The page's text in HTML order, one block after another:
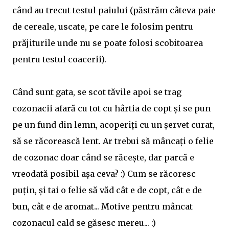
când au trecut testul paiului (păstrăm câteva paie
de cereale, uscate, pe care le folosim pentru
prăjiturile unde nu se poate folosi scobitoarea
pentru testul coacerii).
Când sunt gata, se scot tăvile apoi se trag
cozonacii afară cu tot cu hârtia de copt și se pun
pe un fund din lemn, acoperiți cu un șervet curat,
să se răcorească lent. Ar trebui să mâncați o felie
de cozonac doar când se răcește, dar parcă e
vreodată posibil așa ceva? :) Cum se răcoresc
puțin, și tai o felie să văd cât e de copt, cât e de
bun, cât e de aromat... Motive pentru mâncat
cozonacul cald se găsesc mereu... :)